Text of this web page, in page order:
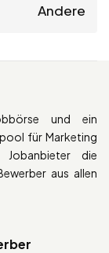
Andere
und ein
für Marketing
die
aus allen